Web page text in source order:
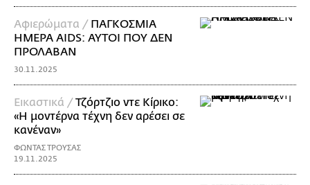
Αφιερώματα / ΠΑΓΚΟΣΜΙΑ
ΗΜΕΡΑ AIDS: ΑΥΤΟΙ ΠΟΥ ΔΕΝ
ΠΡΟΛΑΒΑΝ
30.11.2025
Εικαστικά /Τζόρτζιο ντε Κίρικο:
«Η μοντέρνα τέχνη δεν αρέσει σε
κανέναν»
ΦΩΝΤΑΣ ΤΡΟΥΣΑΣ
19.11.2025